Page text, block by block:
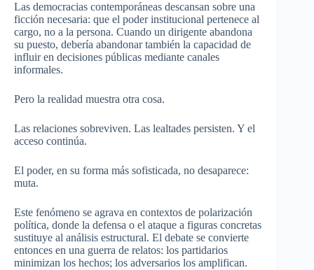
Las democracias contemporáneas descansan sobre una
ficción necesaria: que el poder institucional pertenece al
cargo, no a la persona. Cuando un dirigente abandona
su puesto, debería abandonar también la capacidad de
influir en decisiones públicas mediante canales
informales.
Pero la realidad muestra otra cosa.
Las relaciones sobreviven. Las lealtades persisten. Y el
acceso continúa.
El poder, en su forma más sofisticada, no desaparece:
muta.
Este fenómeno se agrava en contextos de polarización
política, donde la defensa o el ataque a figuras concretas
sustituye al análisis estructural. El debate se convierte
entonces en una guerra de relatos: los partidarios
minimizan los hechos; los adversarios los amplifican.